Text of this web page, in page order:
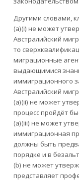
Другими словами,
(a)(i) не может
Австралийский
то
миграционные
выдающимися
иммиграционного
Австралийский
(a)(ii) не может
процесс пройдёт
(a)(iii) не может
иммиграционная
должны быть
порядке и в
(b) не может
представляет